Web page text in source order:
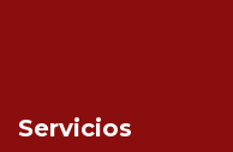
Servicios